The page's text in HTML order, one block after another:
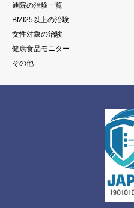
通院の治験一覧
BMI25以上の治験
女性対象の治験
健康食品モニター
その他